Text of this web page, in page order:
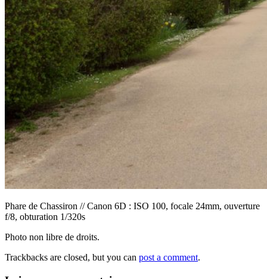
Phare de Chassiron // Canon 6D : ISO 100, focale 24mm, ouverture
f/8, obturation 1/320s
Photo non libre de droits.
Trackbacks are closed, but you can post a comment.